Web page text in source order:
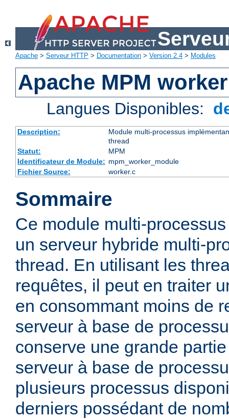
Apache > Serveur HTTP > Documentation > Version 2.4 > Modules
Apache MPM worker
Langues Disponibles:
Description:
Module multi-processus
thread
Statut:
MPM
Identificateur de Module: mpm_worker_module
Fichier Source:
worker.c
Sommaire
Ce module multi-
un serveur hybride multi-
thread. En utilisant les
requêtes, il peut en traiter
en consommant moins de
serveur à base de
conserve une grande
serveur à base de
plusieurs processus
derniers possédant de